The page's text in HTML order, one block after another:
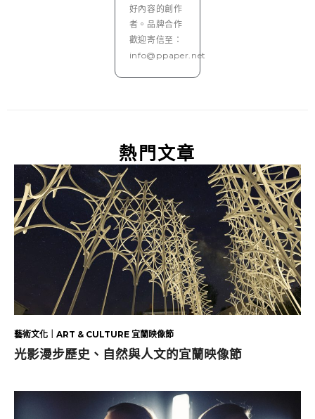
好內容的創作
者。品牌合作
歡迎寄信至：
info@ppaper.net
熱門文章
藝術文化｜ART & CULTURE 宜蘭映像節
光影漫步歷史、自然與人文的宜蘭映像節